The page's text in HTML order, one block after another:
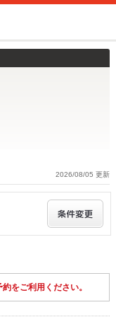
2026/08/05 更新
をご利用ください。